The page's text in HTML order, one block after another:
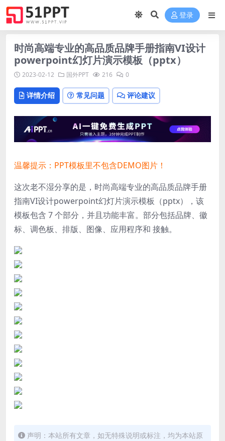
登录
时尚高端专业的高品质品牌手册指南VI设计
powerpoint幻灯片演示模板（pptx）
2023-02-12 国外PPT 216 0
详情介绍 常见问题 评论建议
温馨提示：PPT模板里不包含DEMO图片！
这次老不湿分享的是，时尚高端专业的高品质品牌手册
指南VI设计powerpoint幻灯片演示模板（pptx），该
模板包含 7 个部分，并且功能丰富。部分包括品牌、徽
标、调色板、排版、图像、应用程序和 接触。
声明：本站所有文章，如无特殊说明或标注，均为本站原